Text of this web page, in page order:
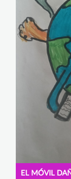
EL MÓVIL